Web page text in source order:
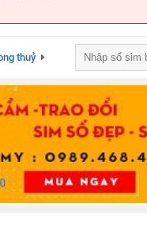
thuỷ